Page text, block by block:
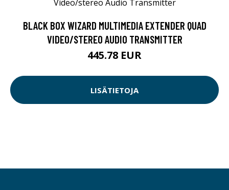
BLACK BOX WIZARD MULTIMEDIA EXTENDER QUAD
VIDEO/STEREO AUDIO TRANSMITTER
445.78 EUR
LISÄTIETOJA